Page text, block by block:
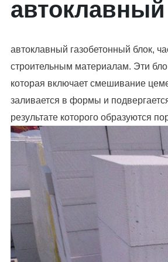
автоклавный газобетонный блок,
строительным материалам. Эти
которая включает смешивание
заливается в формы и
результате которого образуются